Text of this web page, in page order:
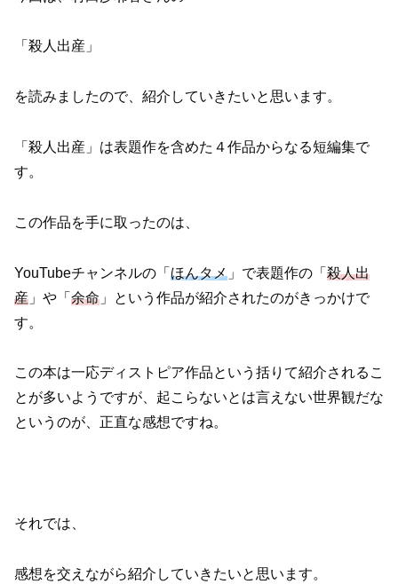
「殺人出産」
を読みましたので、紹介していきたいと思います。
「殺人出産」は表題作を含めた４作品からなる短編集で
す。
この作品を手に取ったのは、
YouTubeチャンネルの「 ほんタメ 」で表題作の「 殺人出
産 」や「 余命 」という作品が紹介されたのがきっかけで
す。
この本は一応ディストピア作品という括りて紹介されるこ
とが多いようですが、起こらないとは言えない世界観だな
というのが、正直な感想ですね。
それでは、
感想を交えながら紹介していきたいと思います。